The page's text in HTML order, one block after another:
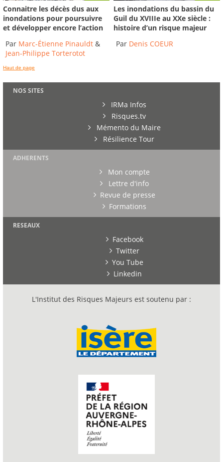
Connaitre les décès dus aux
inondations pour poursuivre
et développer encore l’action
Par Marc-Étienne Pinauldt &
Jean-Philippe Torterotot
Les inondations du bassin du
Guil du XVIIIe au XXe siècle :
histoire d’un risque majeur
Par Denis COEUR
Haut de page
NOS SITES
IRMa Infos
Risques.tv
Mémento du Maire
Résilience Tour
ADHERENTS
Mon compte
Lettre d'info
Revue de presse
Formations
RESEAUX
Facebook
Twitter
You Tube
Linkedin
L'Institut des Risques Majeurs est soutenu par :